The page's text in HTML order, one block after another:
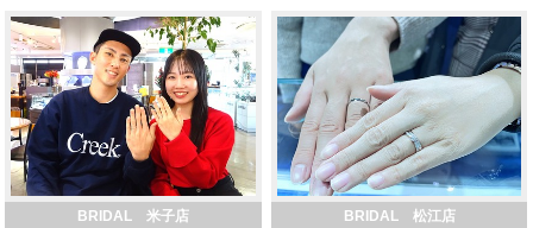
BRIDAL 米子店 BRIDAL 松江店